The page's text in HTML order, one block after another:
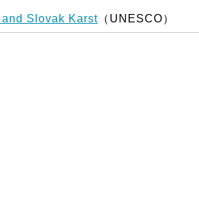
Slovak Karst （UNESCO）